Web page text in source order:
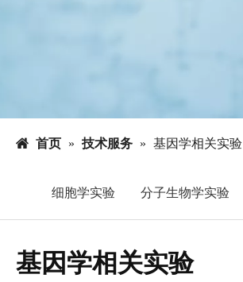
首页 » 技术服务 » 基因学相关实验
细胞学实验 分子生物学实验
基因学相关实验